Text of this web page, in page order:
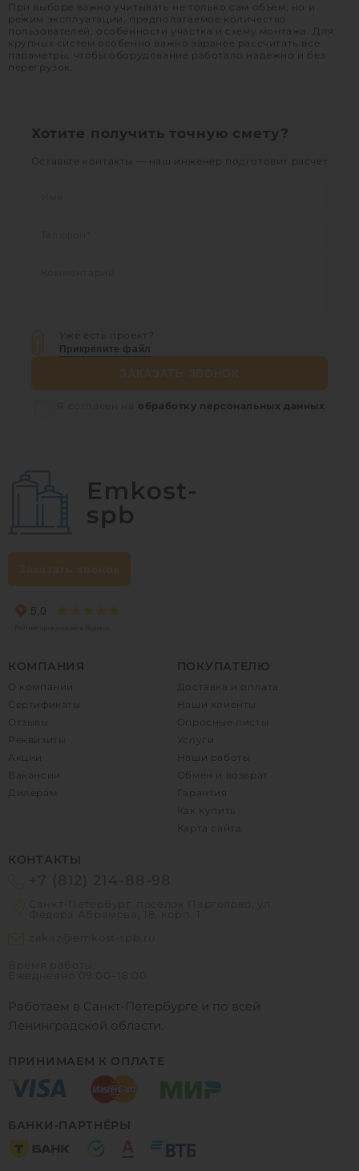
При выборе важно учитывать не только сам объем, но и
режим эксплуатации, предполагаемое количество
пользователей, особенности участка и схему монтажа. Для
крупных систем особенно важно заранее рассчитать все
параметры, чтобы оборудование работало надежно и без
перегрузок.
Хотите получить точную смету?
Оставьте контакты — наш инженер подготовит расчет
Уже есть проект?
Прикрепите файл
обработку персональных данных
КОМПАНИЯ
О компании
Сертификаты
Реквизиты
Акции
Вакансии
Дилерам
ПОКУПАТЕЛЮ
Доставка и оплата
Наши клиенты
Опросные листы
Услуги
Наши работы
Обмен и возврат
Гарантия
Как купить
Карта сайта
ПРИНИМАЕМ К ОПЛАТЕ
БАНКИ-ПАРТНЁРЫ
КОНТАКТЫ
Работаем в Санкт-Петербурге и по всей
Ленинградской области.